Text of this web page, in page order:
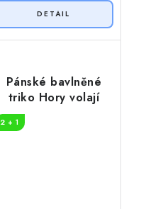
Pánské bavlněné
triko Hory volají
2 + 1